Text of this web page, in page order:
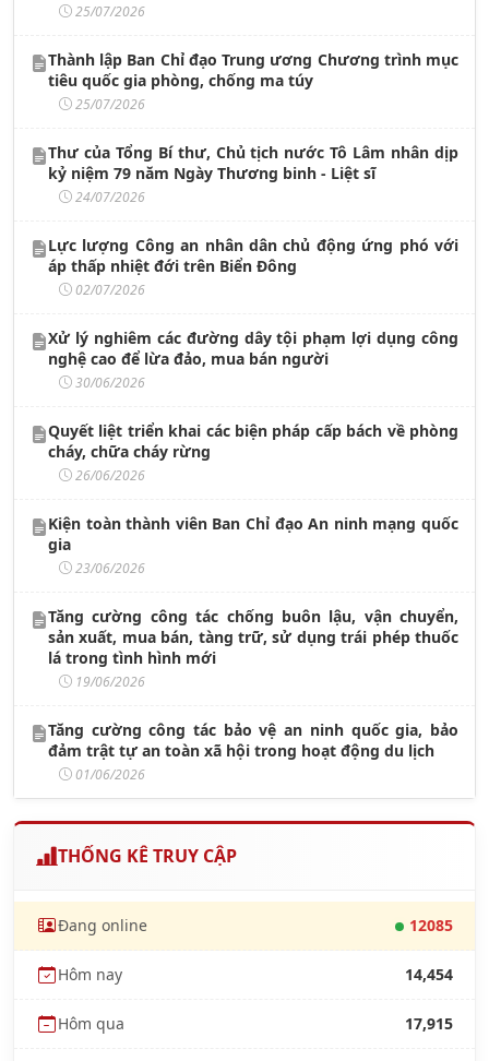
25/07/2026
Thành lập Ban Chỉ đạo Trung ương Chương trình mục
tiêu quốc gia phòng, chống ma túy
25/07/2026
Thư của Tổng Bí thư, Chủ tịch nước Tô Lâm nhân dịp
kỷ niệm 79 năm Ngày Thương binh - Liệt sĩ
24/07/2026
Lực lượng Công an nhân dân chủ động ứng phó với
áp thấp nhiệt đới trên Biển Đông
02/07/2026
Xử lý nghiêm các đường dây tội phạm lợi dụng công
nghệ cao để lừa đảo, mua bán người
30/06/2026
Quyết liệt triển khai các biện pháp cấp bách về phòng
cháy, chữa cháy rừng
26/06/2026
Kiện toàn thành viên Ban Chỉ đạo An ninh mạng quốc
gia
23/06/2026
Tăng cường công tác chống buôn lậu, vận chuyển,
sản xuất, mua bán, tàng trữ, sử dụng trái phép thuốc
lá trong tình hình mới
19/06/2026
Tăng cường công tác bảo vệ an ninh quốc gia, bảo
đảm trật tự an toàn xã hội trong hoạt động du lịch
01/06/2026
THỐNG KÊ TRUY CẬP
Đang online 12085
Hôm nay 14,454
Hôm qua 17,915